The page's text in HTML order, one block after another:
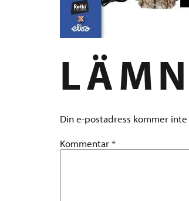
Din e-postadress kommer
Kommentar*